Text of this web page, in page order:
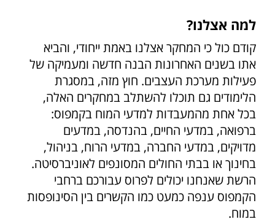
למה אצלנו?
קודם כול כי המחקר אצלנו באמת ייחודי, והביא
אתו בשנים האחרונות הבנה חדשה ומעמיקה של
פעילות מערכת העצבים. חוץ מזה, במסגרת
הלימודים גם תוכלו להשתלב במחקרים האלה,
בכל אחת מהמעבדות למדעי המוח בקמפוס:
ברפואה, במדעי החיים, בהנדסה, במדעים
מדויקים, במדעי החברה, במדעי הרוח, בניהול,
בחינוך או בבתי החולים המסונפים לאוניברסיטה.
הרשת שאנחנו יכולים לפרוס עבורכם ברחבי
הקמפוס ענפה כמעט כמו הקשרים בין הסינופסות
במוח.